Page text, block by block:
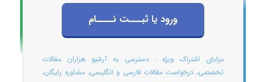
ورود یا ثبـــت نــــام
مزایای اشتراک ویژه : دسترسی به آرشیو هزاران مقالات
تخصصی، درخواست مقالات فارسی و انگلیسی، مشاوره رایگان،